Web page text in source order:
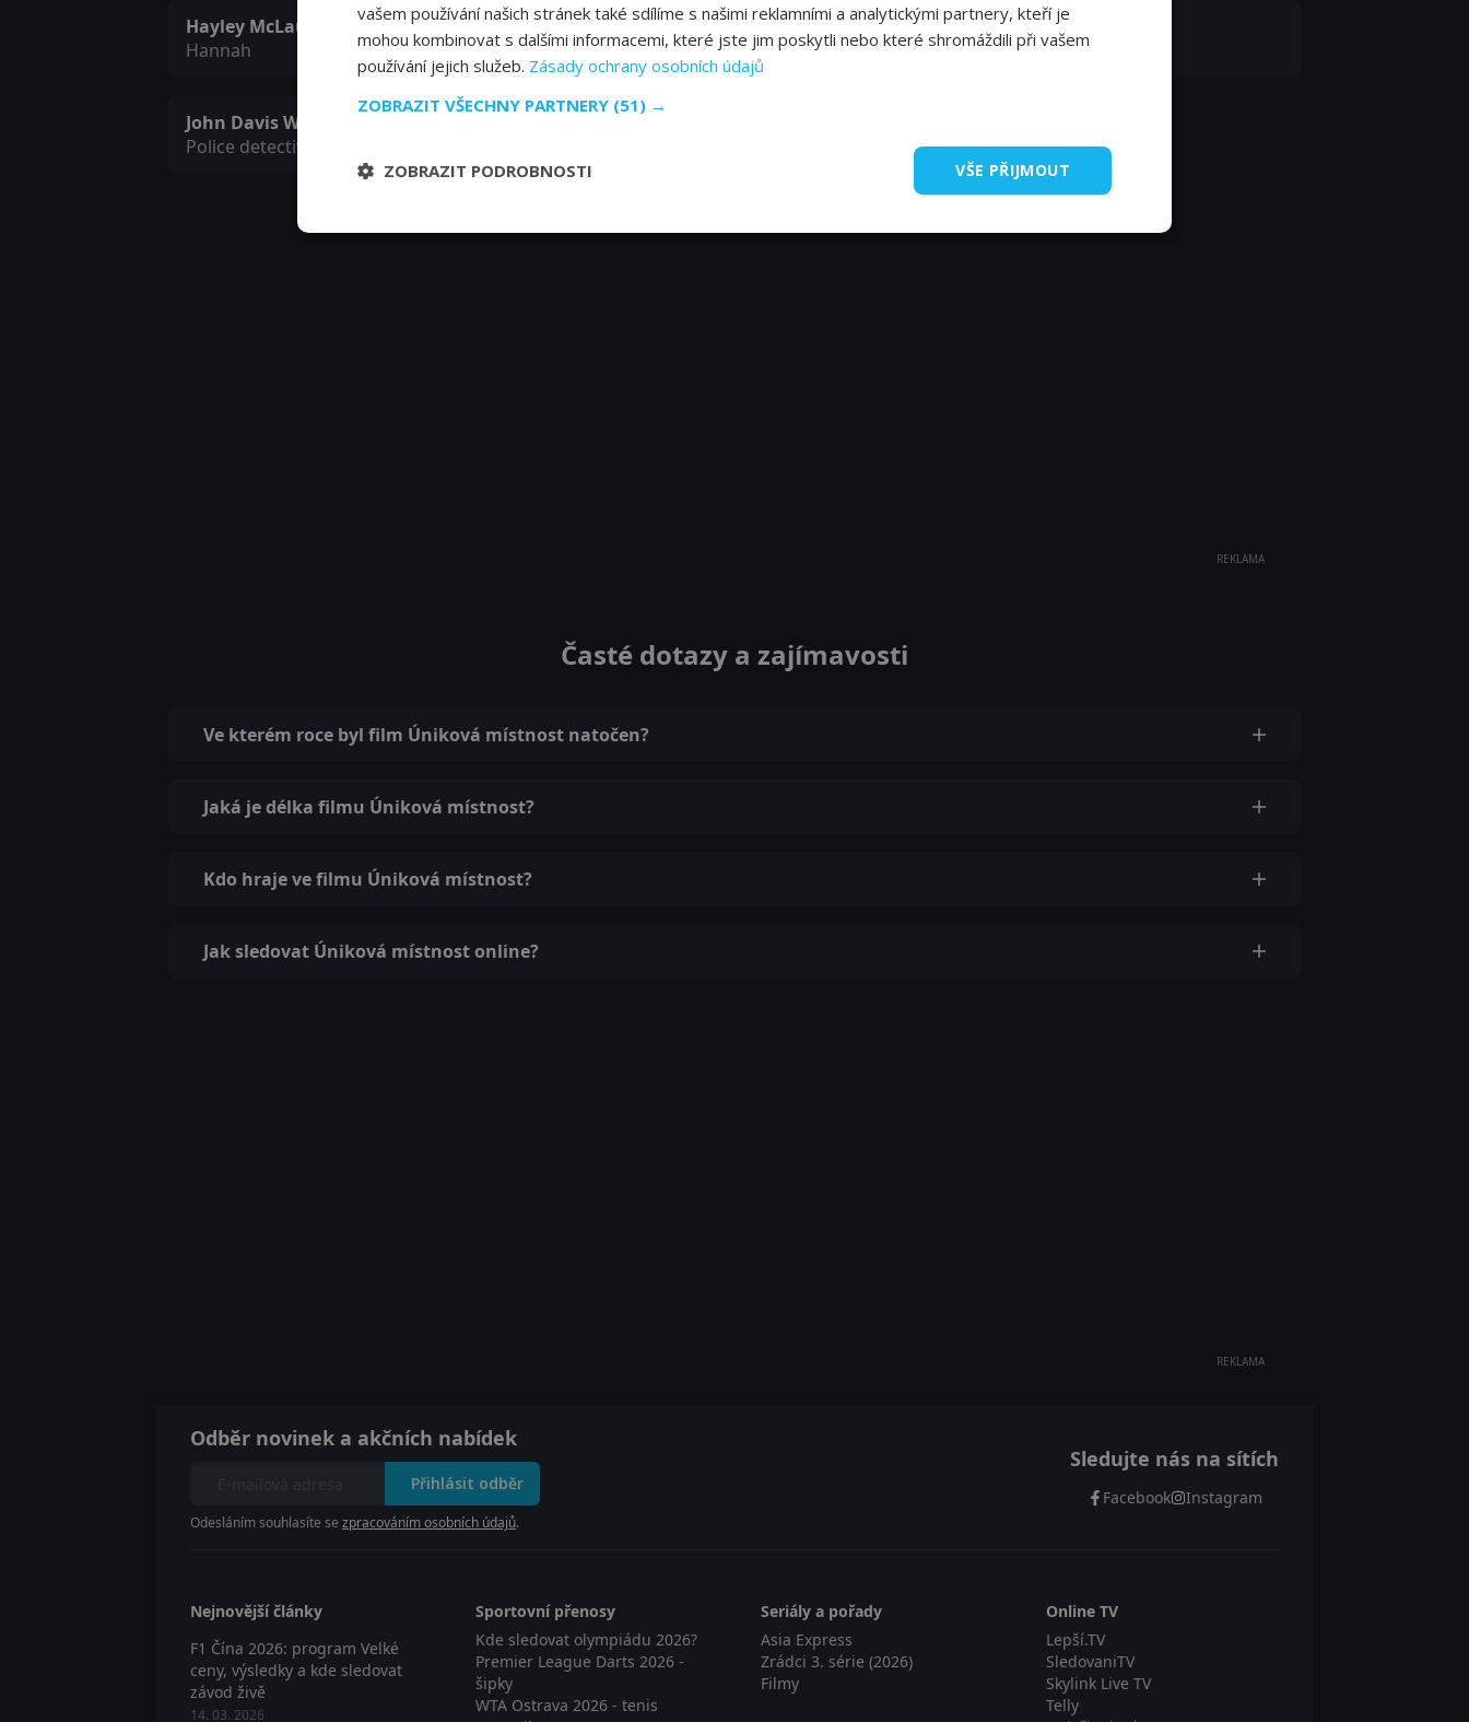
Hayley McLaughlin
Hannah
Corbin Timbrook
Richard Doyle
Shelby Janes
Paramedic Clute
John Davis Walker
Police detective
REKLAMA
Časté dotazy a zajímavosti
Ve kterém roce byl film Úniková místnost natočen?
Jaká je délka filmu Úniková místnost?
Kdo hraje ve filmu Úniková místnost?
Jak sledovat Úniková místnost online?
REKLAMA
Odběr novinek a akčních nabídek
Přihlásit odběr
Odesláním souhlasíte se zpracováním osobních údajů.
Sledujte nás na sítích
Facebook Instagram
Nejnovější články
F1 Čína 2026: program Velké
ceny, výsledky a kde sledovat
závod živě
14. 03. 2026
Sportovní přenosy
Kde sledovat olympiádu 2026?
Premier League Darts 2026 -
šipky
WTA Ostrava 2026 - tenis
Seriály a pořady
Asia Express
Zrádci 3. série (2026)
Filmy
Online TV
Lepší.TV
SledovaniTV
Skylink Live TV
Telly
vašem používání našich stránek také sdílíme s našimi reklamními a analytickými partnery, kteří je
mohou kombinovat s dalšími informacemi, které jste jim poskytli nebo které shromáždili při vašem
používání jejich služeb. Zásady ochrany osobních údajů
ZOBRAZIT VŠECHNY PARTNERY (51) →
VŠE PŘIJMOUT
ZOBRAZIT PODROBNOSTI